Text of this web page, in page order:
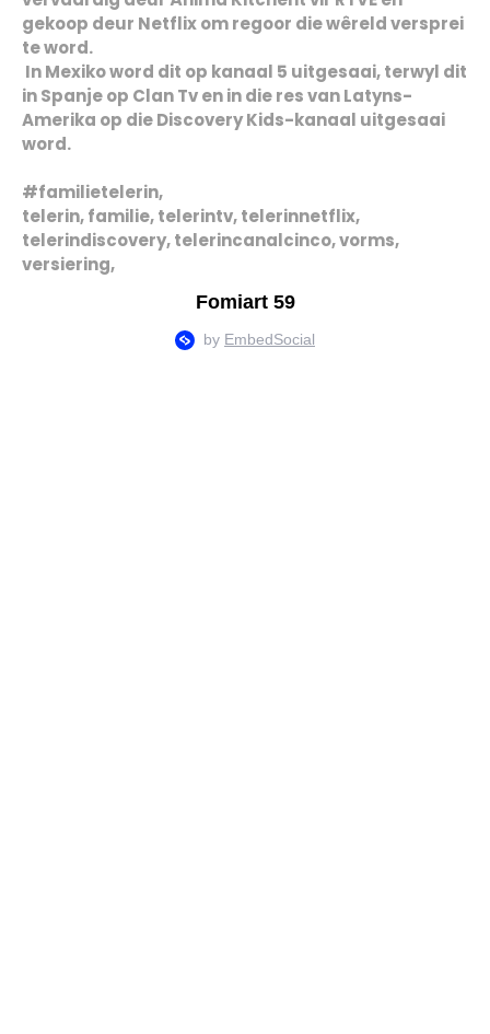
gekoop deur Netflix om regoor die wêreld versprei
te word.
In Mexiko word dit op kanaal 5 uitgesaai, terwyl dit
in Spanje op Clan Tv en in die res van Latyns-
Amerika op die Discovery Kids-kanaal uitgesaai
word.
#familietelerin,
telerin, familie, telerintv, telerinnetflix,
telerindiscovery, telerincanalcinco, vorms,
versiering,